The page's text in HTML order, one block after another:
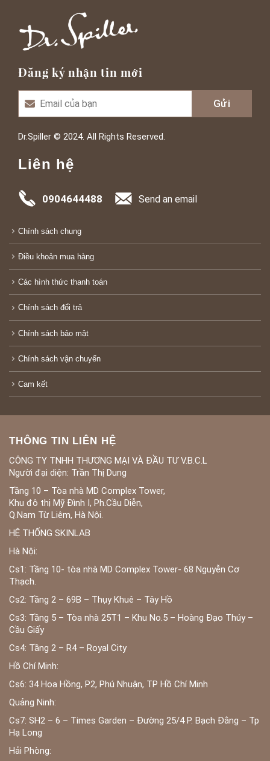
Đăng ký nhận tin mới
Dr.Spiller © 2024. All Rights Reserved.
Liên hệ
0904644488 Send an email
Chính sách chung
Điều khoản mua hàng
Các hình thức thanh toán
Chính sách đổi trả
Chính sách bảo mật
Chính sách vận chuyển
Cam kết
THÔNG TIN LIÊN HỆ
CÔNG TY TNHH THƯƠNG MẠI VÀ ĐẦU TƯ V.B.C.L
Người đại diện: Trần Thị Dung
Tầng 10 – Tòa nhà MD Complex Tower,
Khu đô thị Mỹ Đình I, Ph.Cầu Diễn,
Q.Nam Từ Liêm, Hà Nội.
HỆ THỐNG SKINLAB
Hà Nội:
Cs1: Tầng 10- tòa nhà MD Complex Tower- 68 Nguyễn Cơ
Thạch.
Cs2: Tầng 2 – 69B – Thụy Khuê – Tây Hồ
Cs3: Tầng 5 – Tòa nhà 25T1 – Khu No.5 – Hoàng Đạo Thúy –
Cầu Giấy
Cs4: Tầng 2 – R4 – Royal City
Hồ Chí Minh:
Cs6: 34 Hoa Hồng, P2, Phú Nhuận, TP Hồ Chí Minh
Quảng Ninh:
Cs7: SH2 – 6 – Times Garden – Đường 25/4 P. Bạch Đằng – Tp
Hạ Long
Hải Phòng: